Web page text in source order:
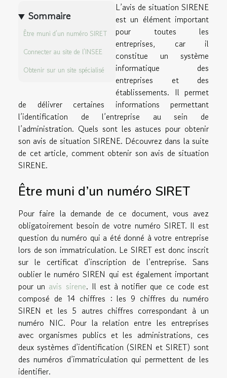
Sommaire
Être muni d’un numéro SIRET
Connecter au site de l’INSEE
Obtenir sur un site spécialisé
L’avis de situation SIRENE
est un élément important
pour toutes les
entreprises, car il
constitue un système
informatique des
entreprises et des
établissements. Il permet
de délivrer certaines informations permettant
l’identification de l’entreprise au sein de
l’administration. Quels sont les astuces pour obtenir
son avis de situation SIRENE. Découvrez dans la suite
de cet article, comment obtenir son avis de situation
SIRENE.
Être muni d’un numéro SIRET
Pour faire la demande de ce document, vous avez
obligatoirement besoin de votre numéro SIRET. Il est
question du numéro qui a été donné à votre entreprise
lors de son immatriculation. Le SIRET est donc inscrit
sur le certificat d’inscription de l’entreprise. Sans
oublier le numéro SIREN qui est également important
pour un avis sirene. Il est à notifier que ce code est
composé de 14 chiffres : les 9 chiffres du numéro
SIREN et les 5 autres chiffres correspondant à un
numéro NIC. Pour la relation entre les entreprises
avec organismes publics et les administrations, ces
deux systèmes d’identification (SIREN et SIRET) sont
des numéros d’immatriculation qui permettent de les
identifier.